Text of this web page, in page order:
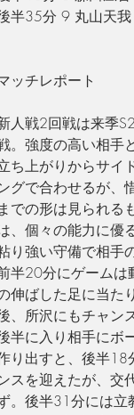
半35分 9 丸山天
ッチレポート
人戦2回戦は来季
。強度の高い相手
ち上がりからサイ
グで合わせるが、
までの形は見られる
、個々の能力に優
り強い守備で相手
半20分にゲームは
伸ばした足に当た
、所沢にもチャン
半に入り相手にボ
り出すと、後半18
スを迎えたが、交
。後半31分には立